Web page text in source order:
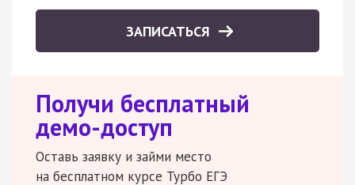
ЗАПИСАТЬСЯ
Получи бесплатный
демо-доступ
Оставь заявку и займи место
на бесплатном курсе Турбо ЕГЭ